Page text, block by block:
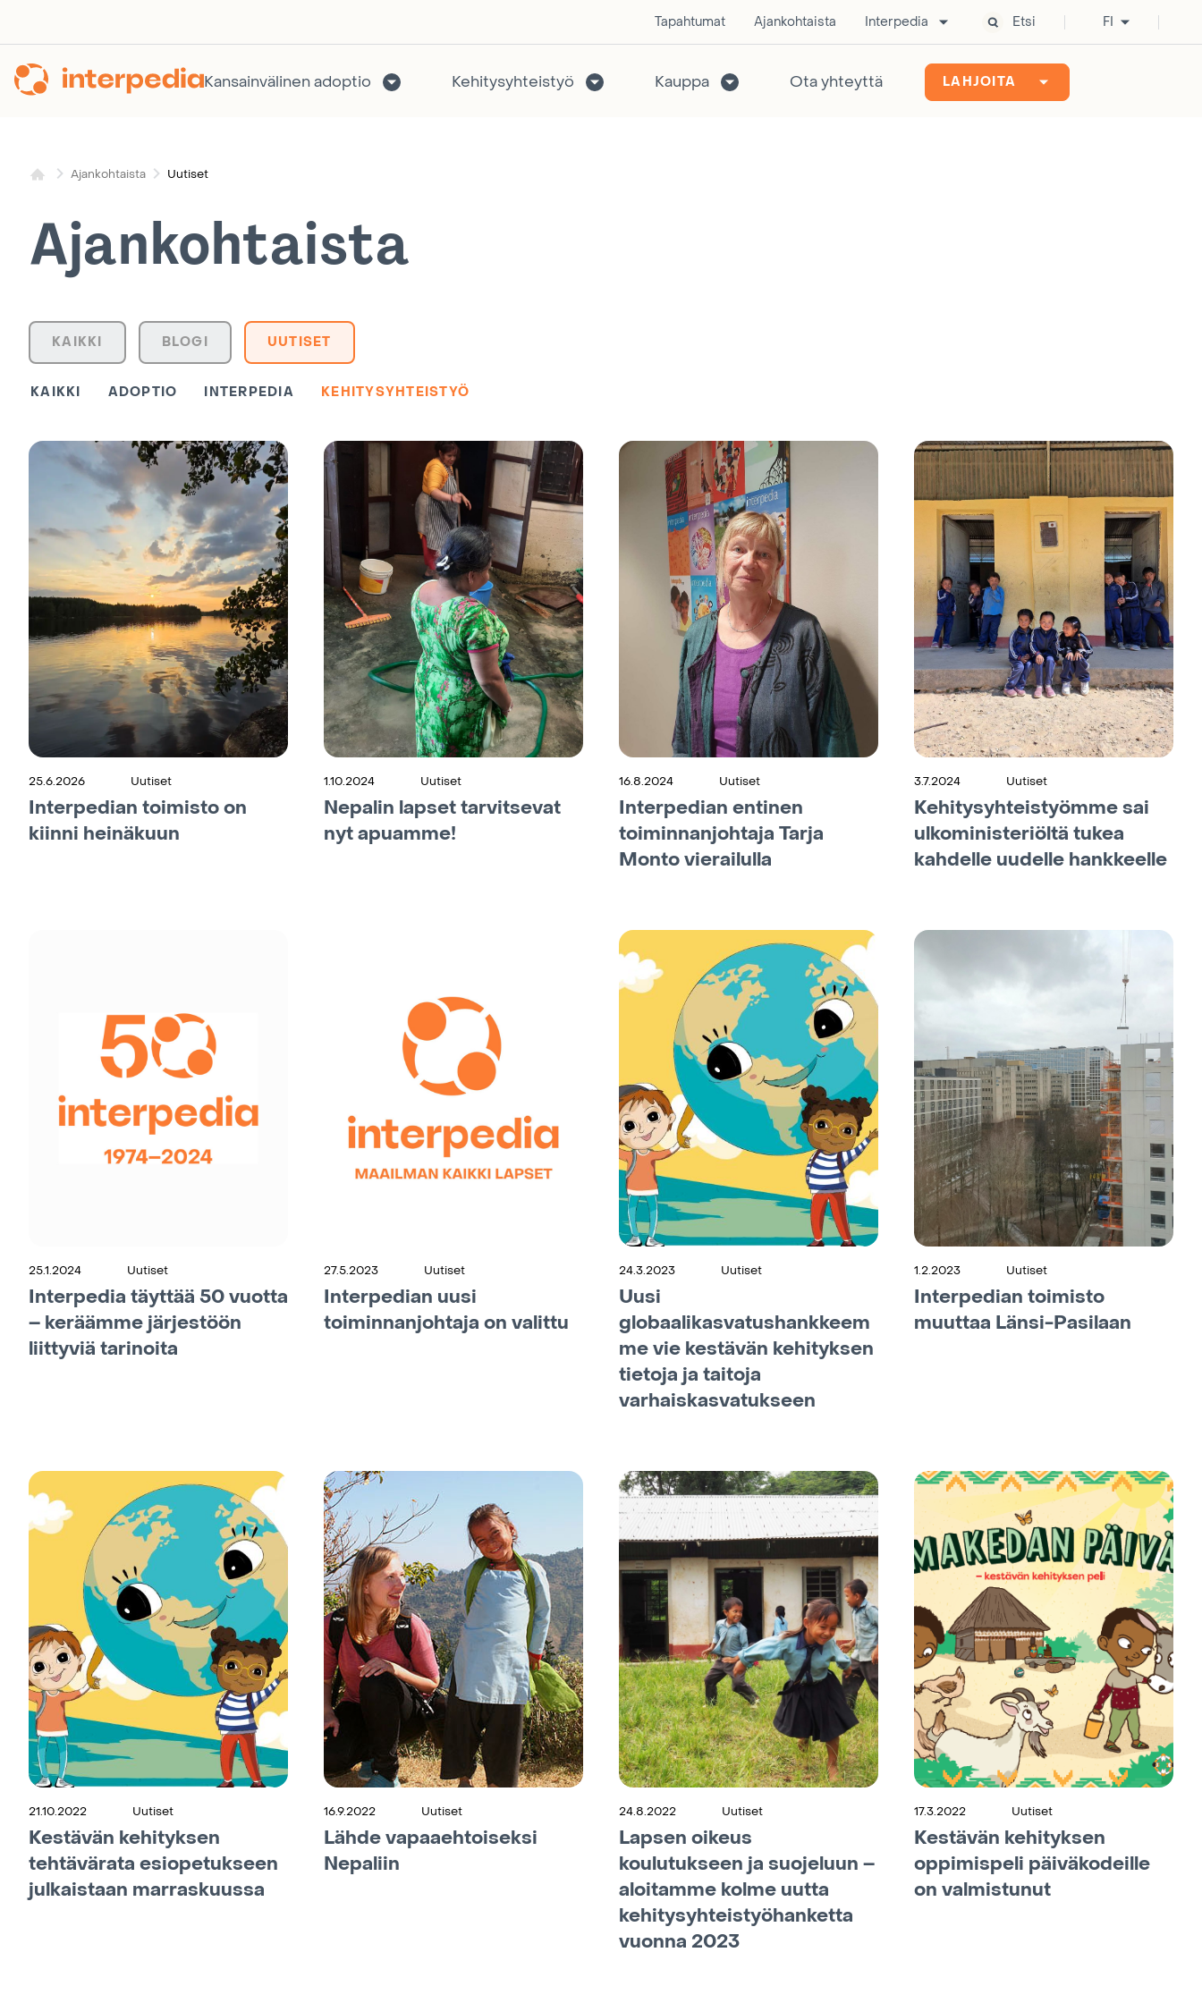
Tapahtumat Ajankohtaista Interpedia Etsi FI
Kansainvälinen adoptio Kehitysyhteistyö Kauppa Ota yhteyttä LAHJOITA
Ajankohtaista Uutiset
Ajankohtaista
KAIKKI BLOGI UUTISET
KAIKKI ADOPTIO INTERPEDIA KEHITYSYHTEISTYÖ
25.6.2026 Uutiset
Interpedian toimisto on
kiinni heinäkuun
1.10.2024 Uutiset
Nepalin lapset tarvitsevat
nyt apuamme!
16.8.2024 Uutiset
Interpedian entinen
toiminnanjohtaja Tarja
Monto vierailulla
3.7.2024 Uutiset
Kehitysyhteistyömme sai
ulkoministeriöltä tukea
kahdelle uudelle hankkeelle
25.1.2024 Uutiset
Interpedia täyttää 50 vuotta
– keräämme järjestöön
liittyviä tarinoita
27.5.2023 Uutiset
Interpedian uusi
toiminnanjohtaja on valittu
24.3.2023 Uutiset
Uusi
globaalikasvatushankkeem
me vie kestävän kehityksen
tietoja ja taitoja
varhaiskasvatukseen
1.2.2023 Uutiset
Interpedian toimisto
muuttaa Länsi-Pasilaan
21.10.2022 Uutiset
Kestävän kehityksen
tehtävärata esiopetukseen
julkaistaan marraskuussa
16.9.2022 Uutiset
Lähde vapaaehtoiseksi
Nepaliin
24.8.2022 Uutiset
Lapsen oikeus
koulutukseen ja suojeluun –
aloitamme kolme uutta
kehitysyhteistyö­hanketta
vuonna 2023
17.3.2022 Uutiset
Kestävän kehityksen
oppimispeli päiväkodeille
on valmistunut